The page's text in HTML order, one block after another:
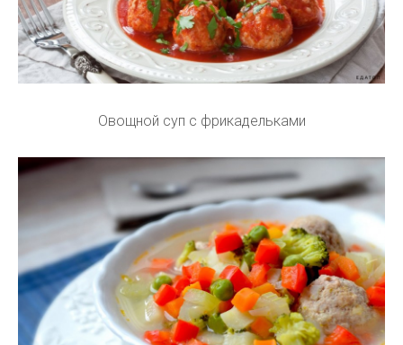
Овощной суп с фрикадельками